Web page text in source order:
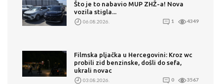
Što je to nabavio MUP ZHŽ-a! Nova
vozila stigla...
06.08.2026. 1 4349
Filmska pljačka u Hercegovini: Kroz wc
probili zid benzinske, došli do sefa,
ukrali novac
03.08.2026. 0 3567